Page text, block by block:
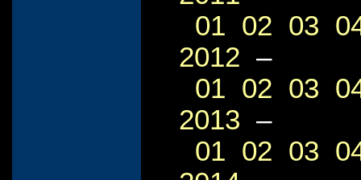
01 02 03
2012 –
01 02 03
2013 –
01 02 03